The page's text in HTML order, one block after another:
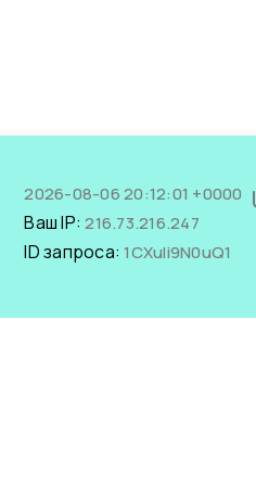
2026-08-06 20:12:01 +0000
Ваш IP:216.73.216.247
ID запроса:1CXuIi9N0uQ1